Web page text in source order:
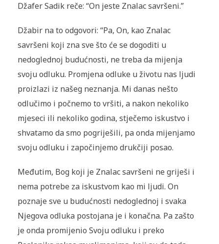
Džafer Sadik reče: “On jeste Znalac savršeni.”
Džabir na to odgovori: “Pa, On, kao Znalac
savršeni koji zna sve što će se dogoditi u
nedoglednoj budućnosti, ne treba da mijenja
svoju odluku. Promjena odluke u životu nas ljudi
proizlazi iz našeg neznanja. Mi danas nešto
odlučimo i počnemo to vršiti, a nakon nekoliko
mjeseci ili nekoliko godina, stječemo iskustvo i
shvatamo da smo pogriješili, pa onda mijenjamo
svoju odluku i započinjemo drukčiji posao.
Međutim, Bog koji je Znalac savršeni ne griješi i
nema potrebe za iskustvom kao mi ljudi. On
poznaje sve u budućnosti nedoglednoj i svaka
Njegova odluka postojana je i konačna. Pa zašto
je onda promijenio Svoju odluku i preko